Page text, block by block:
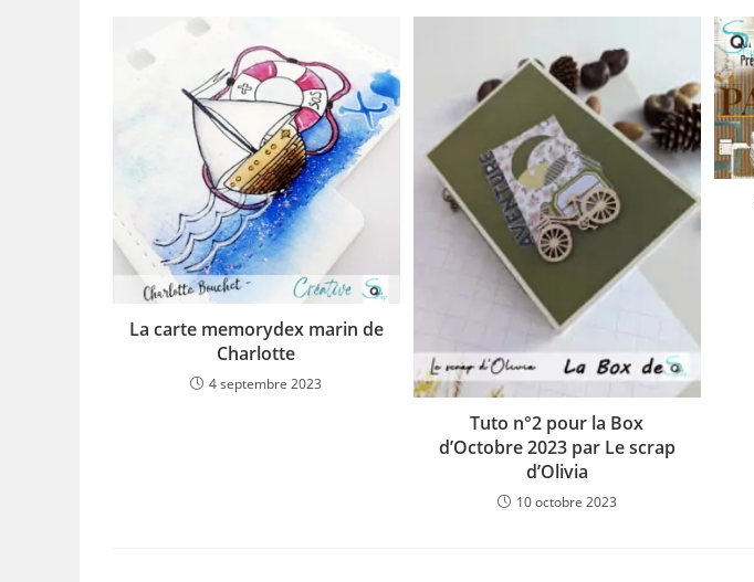
La carte memorydex marin de
Charlotte
4 septembre 2023
Tuto n°2 pour la Box
d’Octobre 2023 par Le scrap
d’Olivia
10 octobre 2023